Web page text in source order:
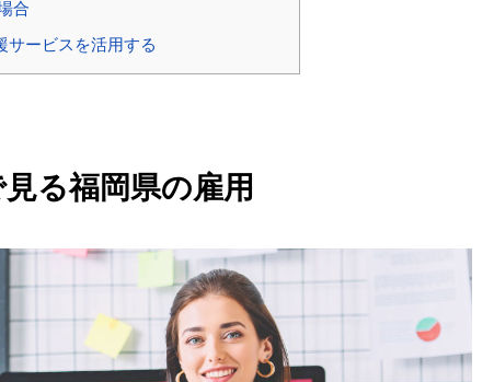
合
ービスを活用する
る福岡県の雇用